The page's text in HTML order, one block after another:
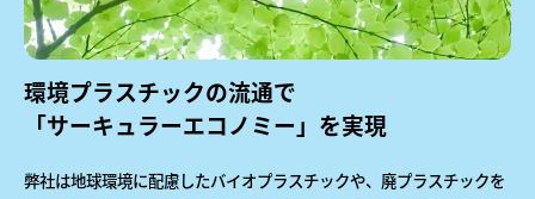
環境プラスチックの流通で
「サーキュラーエコノミー」を実現
弊社は地球環境に配慮したバイオプラスチックや、廃プラスチックを